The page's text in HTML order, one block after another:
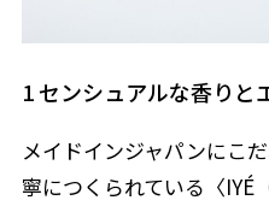
1 センシュアルな香りと
メイドインジャパンにこ
寧につくられている〈IYÉ